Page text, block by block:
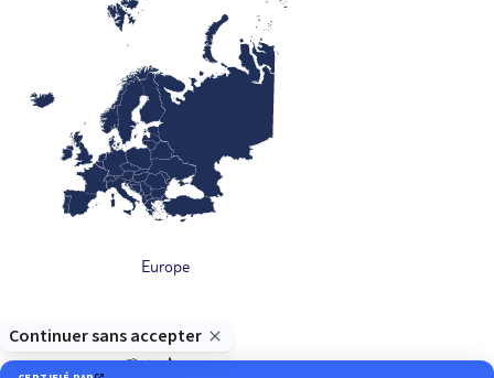
Europe